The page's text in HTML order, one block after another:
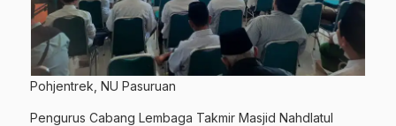
Pohjentrek, NU Pasuruan
Pengurus Cabang Lembaga Takmir Masjid Nahdlatul